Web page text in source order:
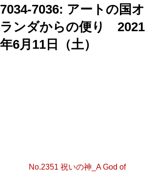
7034-7036: アートの国オ
ランダからの便り 2021
年6月11日（土）
No.2351 祝いの神_A God of